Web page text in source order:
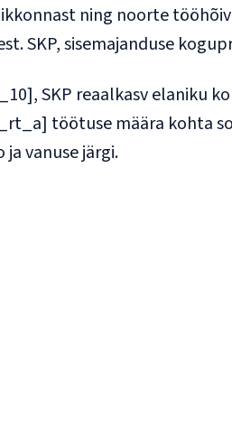
ning noorte
SKP, sisemajanduse
SKP reaalkasv elaniku
töötuse määra kohta
vanuse järgi.